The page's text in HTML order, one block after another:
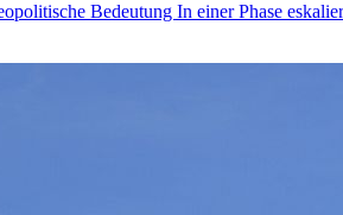
Bedeutung In einer Phase